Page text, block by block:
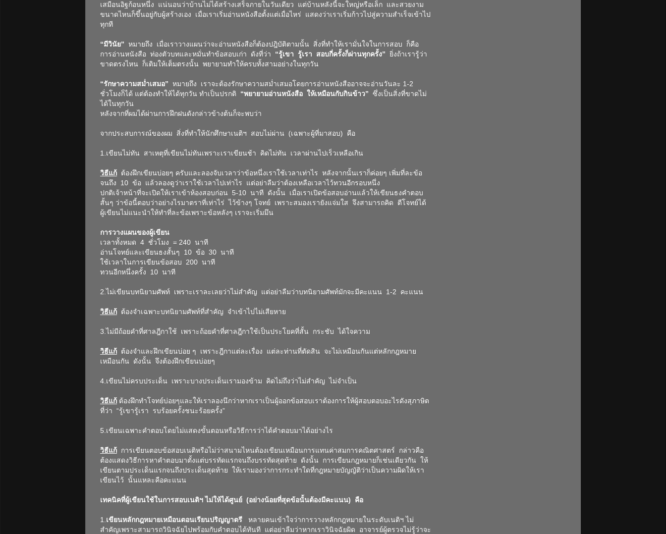
เสมือนอิฐก้อนหนึ่ง แน่นอนว่าบ้านไม่ได้สร้างเสร็จภายในวันเดียว แต่บ้านหลังนี้จะใหญ่หรือเล็ก และสวยงาม
ขนาดไหนก็ขึ้นอยู่กับผู้สร้างเอง เมื่อเราเริ่มอ่านหนังสือตั้งแต่เมื่อไหร่ แสดงว่าเราเริ่มก้าวไปสู่ความสำเร็จเข้าไป
ทุกที
“มีวินัย” หมายถึง เมื่อเราวางแผนว่าจะอ่านหนังสือก็ต้องปฎิบัติตามนั้น สิ่งที่ทำให้เรามั่นใจในการสอบ ก็คือ
การอ่านหนังสือ ท่องตัวบทและหมั่นทำข้อสอบเก่า ดังที่ว่า “รู้เขา รู้เรา สอบกี่ครั้งก็ผ่านทุกครั้ง” ยิ่งถ้าเรารู้ว่า
ขาดตรงไหน ก็เติมให้เต็มตรงนั้น พยายามทำให้ครบทั้งสามอย่างในทุกวัน
“รักษาความสม่ำเสมอ” หมายถึง เราจะต้องรักษาความสม่ำเสมอโดยการอ่านหนังสืออาจจะอ่านวันละ 1-2
ชั่วโมงก็ได้ แต่ต้องทำให้ได้ทุกวัน ทำเป็นปรกติ “พยายามอ่านหนังสือ ให้เหมือนกับกินข้าว” ซึ่งเป็นสิ่งที่ขาดไม่
ได้ในทุกวัน
หลังจากที่ผมได้ผ่านการฝึกฝนดังกล่าวข้างต้นก็จะพบว่า
จากประสบการณ์ของผม สิ่งที่ทำให้นักศึกษาเนติฯ สอบไม่ผ่าน (เฉพาะผู้ที่มาสอบ) คือ
1.เขียนไม่ทัน สาเหตุที่เขียนไม่ทันเพราะเราเขียนช้า คิดไม่ทัน เวลาผ่านไปเร็วเหลือเกิน
วิธีแก้ ต้องฝึกเขียนบ่อยๆ ครับและลองจับเวลาว่าข้อหนึ่งเราใช้เวลาเท่าไร หลังจากนั้นเราก็ค่อยๆ เพิ่มที่ละข้อ
จนถึง 10 ข้อ แล้วลองดูว่าเราใช้เวลาไปเท่าไร แต่อย่าลืมว่าต้องเหลือเวลาไว้ทวนอีกรอบหนึ่ง
ปกติเจ้าหน้าที่จะเปิดให้เราเข้าห้องสอบก่อน 5-10 นาที ดังนั้น เมื่อเราเปิดข้อสอบอ่านแล้วให้เขียนธงคำตอบ
สั้นๆ ว่าข้อนี้ตอบว่าอย่างไรมาตราที่เท่าไร่ ไว้ข้างๆ โจทย์ เพราะสมองเรายังแจ่มใส จึงสามารถคิด ตีโจทย์ได้
ผู้เขียนไม่แนะนำให้ทำที่ละข้อเพราะข้อหลังๆ เราจะเริ่มมึน
การวางแผนของผู้เขียน
เวลาทั้งหมด 4 ชั่วโมง = 240 นาที
อ่านโจทย์และเขียนธงสั้นๆ 10 ข้อ 30 นาที
ใช้เวลาในการเขียนข้อสอบ 200 นาที
ทวนอีกหนึ่งครั้ง 10 นาที
2.ไม่เขียนบทนิยามศัพท์ เพราะเราละเลยว่าไม่สำคัญ แต่อย่าลืมว่าบทนิยามศัพท์มักจะมีคะแนน 1-2 คะแนน
วิธีแก้ ต้องจำเฉพาะบทนิยามศัพท์ที่สำคัญ จำเข้าไปไม่เสียหาย
3.ไม่มีถ้อยคำที่ศาลฎีกาใช้ เพราะถ้อยคำที่ศาลฎีกาใช้เป็นประโยคที่สั้น กระชับ ได้ใจความ
วิธีแก้ ต้องจำและฝึกเขียนบ่อย ๆ เพราะฎีกาแต่ละเรื่อง แต่ละท่านที่ตัดสิน จะไม่เหมือนกันแต่หลักกฎหมาย
เหมือนกัน ดังนั้น จึงต้องฝึกเขียนบ่อยๆ
4.เขียนไม่ครบประเด็น เพราะบางประเด็นเรามองข้าม คิดไม่ถึงว่าไม่สำคัญ ไม่จำเป็น
วิธีแก้ ต้องฝึกทำโจทย์บ่อยๆและให้เราลองนึกว่าหากเราเป็นผู้ออกข้อสอบเราต้องการให้ผู้สอบตอบอะไรดังสุภาษิต
ที่ว่า “รู้เขารู้เรา รบร้อยครั้งชนะร้อยครั้ง”
5.เขียนเฉพาะคำตอบโดยไม่แสดงขั้นตอนหรือวิธีการว่าได้คำตอบมาได้อย่างไร
วิธีแก้ การเขียนตอบข้อสอบเนติหรือไม่ว่าสนามไหนต้องเขียนเหมือนการแทนค่าสมการคณิตศาสตร์ กล่าวคือ
ต้องแสดงวิธีการหาคำตอบมาตั้งแต่บรรทัดแรกจนถึงบรรทัดสุดท้าย ดังนั้น การเขียนกฎหมายก็เช่นเดียวกัน ให้
เขียนตามประเด็นแรกจนถึงประเด็นสุดท้าย ให้เรามองว่าการกระทำใดที่กฎหมายบัญญัติว่าเป็นความผิดให้เรา
เขียนไว้ นั้นแหละคือคะแนน
เทคนิคที่ผู้เขียนใช้ในการสอบเนติฯ ไม่ให้ได้ศูนย์ (อย่างน้อยที่สุดข้อนั้นต้องมีคะแนน) คือ
1. เขียนหลักกฎหมายเหมือนตอนเรียนปริญญาตรี หลายคนเข้าใจว่าการวางหลักกฎหมายในระดับเนติฯ ไม่
สำคัญเพราะสามารถวินิจฉัยไปพร้อมกับคำตอบได้ทันที แต่อย่าลืมว่าหากเราวินิจฉัยผิด อาจารย์ผู้ตรวจไม่รู้ว่าจะ